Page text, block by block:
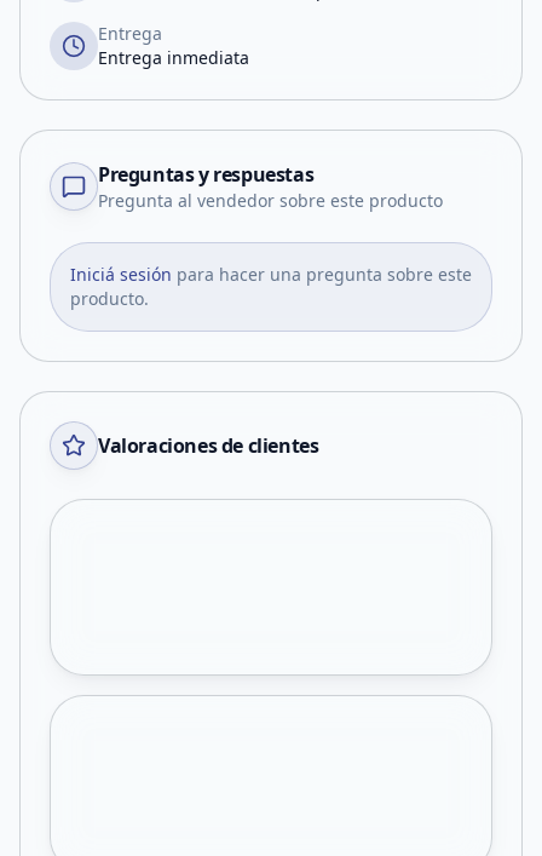
Entrega
Entrega inmediata
Preguntas y respuestas
Pregunta al vendedor sobre este producto
Iniciá sesión para hacer una pregunta sobre este
producto.
Valoraciones de clientes